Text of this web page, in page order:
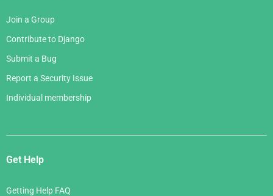
Join a Group
Contribute to Django
Submit a Bug
Report a Security Issue
Individual membership
Get Help
Getting Help FAQ